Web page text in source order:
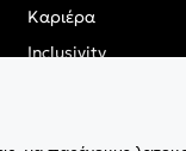
Καριέρα
Inclusivity